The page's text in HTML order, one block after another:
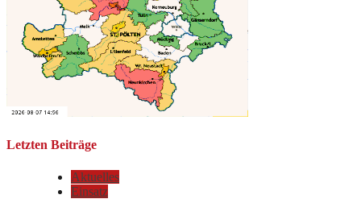
Letzten Beiträge
Aktuelles
Einsatz